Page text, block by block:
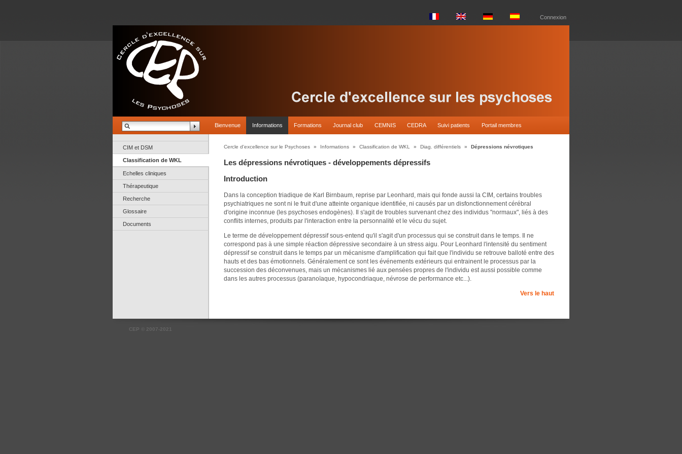
Connexion
Bienvenue Informations Formations Journal club CEMNIS CEDRA Suivi patients Portail membres
CIM et DSM
Classification de WKL
Echelles cliniques
Thérapeutique
Recherche
Glossaire
Documents
Cercle d'excellence sur le Psychoses » Informations » Classification de WKL » Diag. différentiels » Dépressions névrotiques
Les dépressions névrotiques - développements dépressifs
Introduction
Dans la conception triadique de Karl Birnbaum, reprise par Leonhard, mais qui fonde aussi la CIM, certains troubles
psychiatriques ne sont ni le fruit d'une atteinte organique identifiée, ni causés par un disfonctionnement cérébral
d'origine inconnue (les psychoses endogènes). Il s'agit de troubles survenant chez des individus "normaux", liés à des
conflits internes, produits par l'interaction entre la personnalité et le vécu du sujet.
Le terme de développement dépressif sous-entend qu'il s'agit d'un processus qui se construit dans le temps. Il ne
correspond pas à une simple réaction dépressive secondaire à un stress aigu. Pour Leonhard l'intensité du sentiment
dépressif se construit dans le temps par un mécanisme d'amplification qui fait que l'individu se retrouve balloté entre des
hauts et des bas émotionnels. Généralement ce sont les événements extérieurs qui entrainent le processus par la
succession des déconvenues, mais un mécanismes lié aux pensées propres de l'individu est aussi possible comme
dans les autres processus (paranoïaque, hypocondriaque, névrose de performance etc...).
Vers le haut
CEP 2007-2021